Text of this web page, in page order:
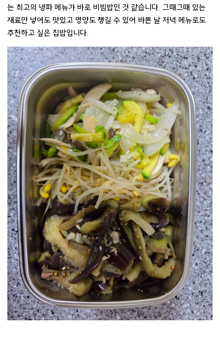
는 최고의 냉파 메뉴가 바로 비빔밥인 것 같습니다. 그때그때 있는
재료만 넣어도 맛있고 영양도 챙길 수 있어 바쁜 날 저녁 메뉴로도
추천하고 싶은 집밥입니다.